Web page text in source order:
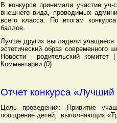
В конкурсе принимали участие
внешнего вида, проводимых
всего класса. По итогам
баллов.
Лучше других выглядели учащиеся
эстетический образ современного
Новости - родительский
Комментарии (0)
Отчет конкурса
Цель проведения: Привитие
поощрение детей,
выполняющих